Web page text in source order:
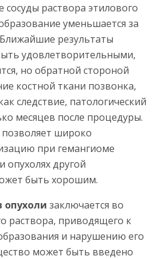
раствора этилового
уменьшается за
Ближайшие результаты
удовлетворительными,
но обратной стороной
костной ткани позвонка,
следствие, патологический
месяцев после процедуры.
позволяет широко
при гемангиоме
опухолях другой
быть хорошим.
опухоли заключается во
раствора, приводящего к
и нарушению его
может быть введено